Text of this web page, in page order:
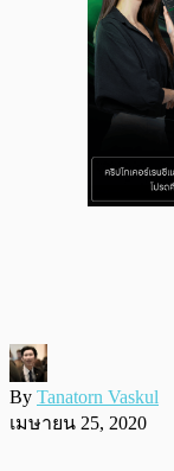
By Tanatorn Vaskul
เมษายน 25, 2020